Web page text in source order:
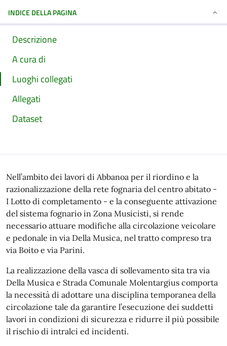
INDICE DELLA PAGINA
Descrizione
A cura di
Luoghi collegati
Allegati
Dataset
Nell’ambito dei lavori di Abbanoa per il riordino e la
razionalizzazione della rete fognaria del centro abitato -
I Lotto di completamento - e la conseguente attivazione
del sistema fognario in Zona Musicisti, si rende
necessario attuare modifiche alla circolazione veicolare
e pedonale in via Della Musica, nel tratto compreso tra
via Boito e via Parini.
La realizzazione della vasca di sollevamento sita tra via
Della Musica e Strada Comunale Molentargius comporta
la necessità di adottare una disciplina temporanea della
circolazione tale da garantire l’esecuzione dei suddetti
lavori in condizioni di sicurezza e ridurre il più possibile
il rischio di intralci ed incidenti.